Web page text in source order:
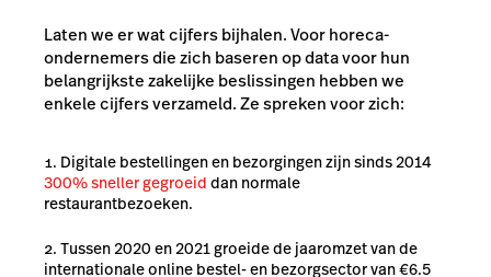
Laten we er wat cijfers bijhalen. Voor horeca-
ondernemers die zich baseren op data voor hun
belangrijkste zakelijke beslissingen hebben we
enkele cijfers verzameld. Ze spreken voor zich:
Digitale bestellingen en bezorgingen zijn sinds 2014
300% sneller gegroeid dan normale
restaurantbezoeken.
Tussen 2020 en 2021 groeide de jaaromzet van de
internationale online bestel- en bezorgsector van €6.5